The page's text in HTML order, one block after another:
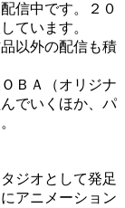
信中です。２０
ています。
以外の配信も積
ＢＡ（オリジナ
でいくほか、パ
ジオとして発足
アニメーション